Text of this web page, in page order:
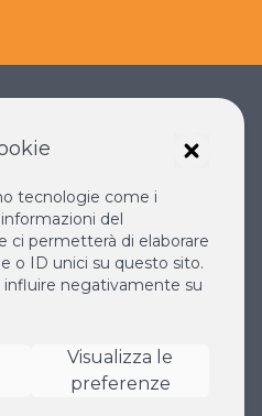
RINASCIMENTO
CONTINUO
DI NICHIREN
tecnologie come i
del
ci permetterà di elaborare
o ID unici su questo sito.
influire negativamente su
Visualizza le
preferenze